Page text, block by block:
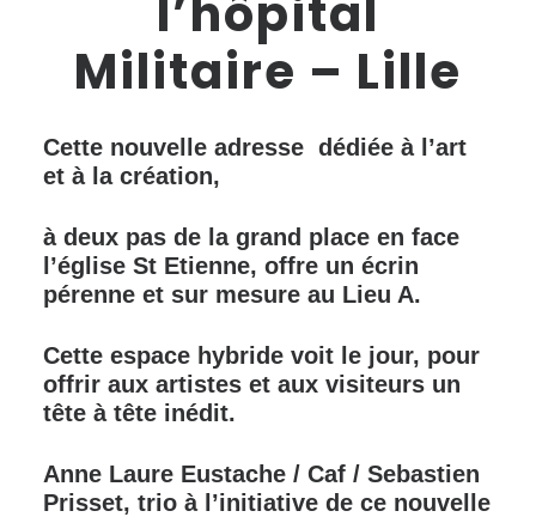
l’hôpital
Militaire – Lille
Cette nouvelle adresse dédiée à l’art
et à la création,
à deux pas de la grand place en face
l’église St Etienne, offre un écrin
pérenne et sur mesure au Lieu A.
Cette espace hybride voit le jour, pour
offrir aux artistes et aux visiteurs un
tête à tête inédit.
Anne Laure Eustache / Caf / Sebastien
Prisset, trio à l’initiative de ce nouvelle